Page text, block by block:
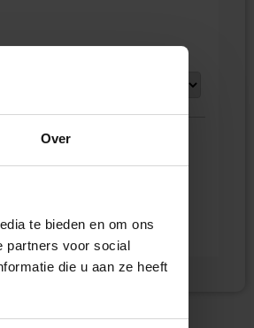
Over
te bieden en om ons
partners voor social
die u aan ze heeft